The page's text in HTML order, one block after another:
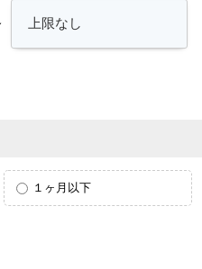
１ヶ月以下